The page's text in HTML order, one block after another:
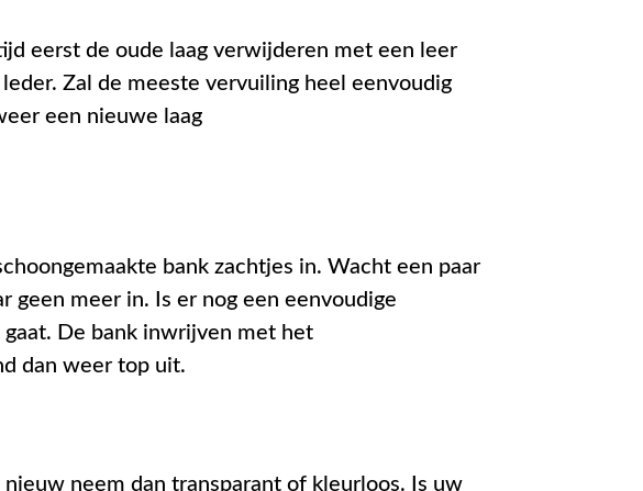
eerst de oude laag verwijderen met een leer
Zal de meeste vervuiling heel eenvoudig
een nieuwe laag
bank zachtjes in. Wacht een paar
meer in. Is er nog een eenvoudige
gaat. De bank inwrijven met het
dan weer top uit.
neem dan transparant of kleurloos. Is uw